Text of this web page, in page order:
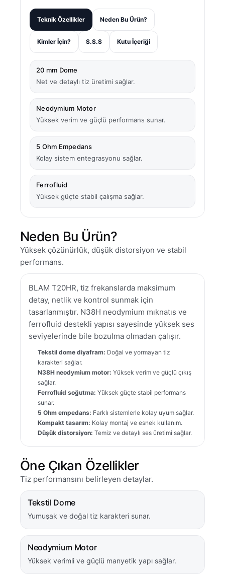
Teknik Özellikler Neden Bu Ürün?
Kimler İçin? S.S.S Kutu İçeriği
20 mm Dome
Net ve detaylı tiz üretimi sağlar.
Neodymium Motor
Yüksek verim ve güçlü performans sunar.
5 Ohm Empedans
Kolay sistem entegrasyonu sağlar.
Ferrofluid
Yüksek güçte stabil çalışma sağlar.
Neden Bu Ürün?
Yüksek çözünürlük, düşük distorsiyon ve stabil
performans.
BLAM T20HR, tiz frekanslarda maksimum
detay, netlik ve kontrol sunmak için
tasarlanmıştır. N38H neodymium mıknatıs ve
ferrofluid destekli yapısı sayesinde yüksek ses
seviyelerinde bile bozulma olmadan çalışır.
Tekstil dome diyafram: Doğal ve yormayan tiz
karakteri sağlar.
N38H neodymium motor: Yüksek verim ve güçlü çıkış
sağlar.
Ferrofluid soğutma: Yüksek güçte stabil performans
sunar.
5 Ohm empedans: Farklı sistemlerle kolay uyum sağlar.
Kompakt tasarım: Kolay montaj ve esnek kullanım.
Düşük distorsiyon: Temiz ve detaylı ses üretimi sağlar.
Öne Çıkan Özellikler
Tiz performansını belirleyen detaylar.
Tekstil Dome
Yumuşak ve doğal tiz karakteri sunar.
Neodymium Motor
Yüksek verimli ve güçlü manyetik yapı sağlar.